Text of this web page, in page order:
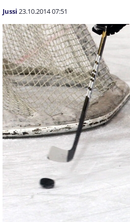
Jussi 23.10.201407:51